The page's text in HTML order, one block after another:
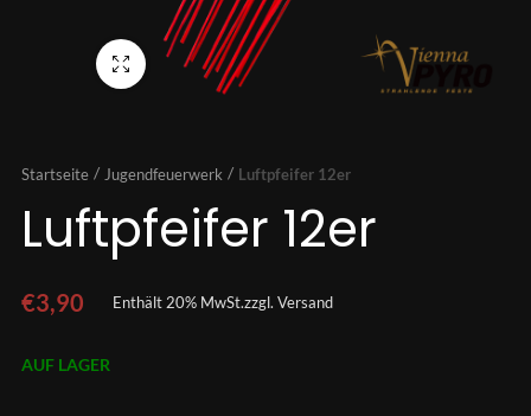
Vollbild
Startseite Jugendfeuerwerk Luftpfeifer 12er
Luftpfeifer 12er
€3,90 Enthält 20% MwSt.zzgl. Versand
AUF LAGER